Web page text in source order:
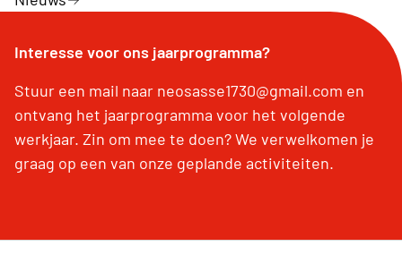
Interesse voor ons jaarprogramma?
Stuur een mail naar neosasse1730@gmail.com en
ontvang het jaarprogramma voor het volgende
werkjaar. Zin om mee te doen? We verwelkomen je
graag op een van onze geplande activiteiten.